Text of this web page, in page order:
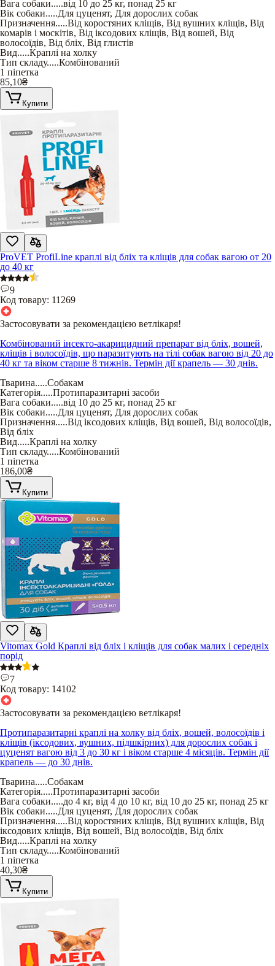
Вага собаки.....від 10 до 25 кг, понад 25 кг
Вік собаки.....Для цуценят, Для дорослих собак
Призначення.....Від коростяних кліщів, Від вушних кліщів, Від
комарів і москітів, Від іксодових кліщів, Від вошей, Від
волосоїдів, Від бліх, Від глистів
Вид.....Краплі на холку
Тип складу.....Комбінований
1 піпетка
85,10₴
Купити
ProVET ProfiLine краплі від бліх та кліщів для собак вагою от 20
до 40 кг
9
Код товару: 11269
Застосовувати за рекомендацією ветлікаря!
Комбінований інсекто-акарицидний препарат від бліх, вошей,
кліщів і волосоїдів, що паразитують на тілі собак вагою від 20 до
40 кг та віком старше 8 тижнів. Термін дії крапель — 30 днів.
Тварина.....Собакам
Категорія.....Протипаразитарні засоби
Вага собаки.....від 10 до 25 кг, понад 25 кг
Вік собаки.....Для цуценят, Для дорослих собак
Призначення.....Від іксодових кліщів, Від вошей, Від волосоїдів,
Від бліх
Вид.....Краплі на холку
Тип складу.....Комбінований
1 піпетка
186,00₴
Купити
Vitomax Gold Краплі від бліх і кліщів для собак малих і середніх
порід
7
Код товару: 14102
Застосовувати за рекомендацією ветлікаря!
Протипаразитарні краплі на холку від бліх, вошей, волосоїдів і
кліщів (іксодових, вушних, підшкірних) для дорослих собак і
цуценят вагою від 3 до 30 кг і віком старше 4 місяців. Термін дії
крапель — до 30 днів.
Тварина.....Собакам
Категорія.....Протипаразитарні засоби
Вага собаки.....до 4 кг, від 4 до 10 кг, від 10 до 25 кг, понад 25 кг
Вік собаки.....Для цуценят, Для дорослих собак
Призначення.....Від коростяних кліщів, Від вушних кліщів, Від
іксодових кліщів, Від вошей, Від волосоїдів, Від бліх
Вид.....Краплі на холку
Тип складу.....Комбінований
1 піпетка
40,30₴
Купити